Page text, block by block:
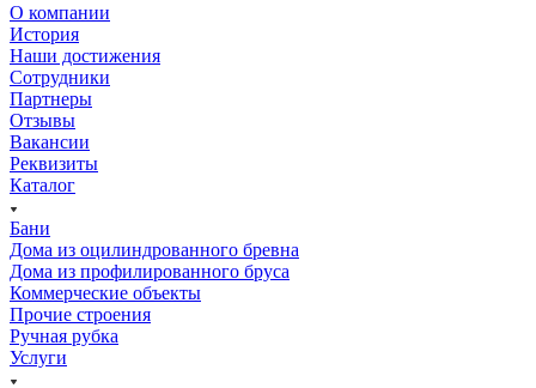
О компании
История
Наши достижения
Сотрудники
Партнеры
Отзывы
Вакансии
Реквизиты
Каталог
Бани
Дома из оцилиндрованного бревна
Дома из профилированного бруса
Коммерческие объекты
Прочие строения
Ручная рубка
Услуги